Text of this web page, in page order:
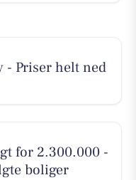
- Priser helt ned
for 2.300.000 -
boliger